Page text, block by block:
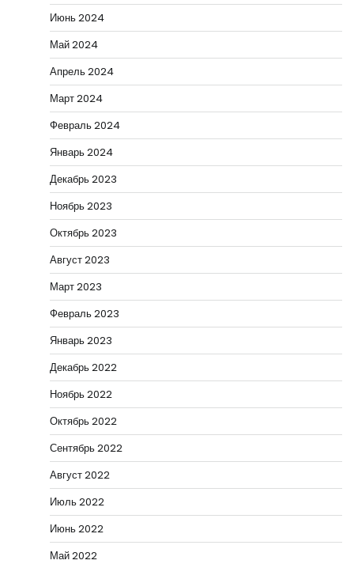
Июнь 2024
Май 2024
Апрель 2024
Март 2024
Февраль 2024
Январь 2024
Декабрь 2023
Ноябрь 2023
Октябрь 2023
Август 2023
Март 2023
Февраль 2023
Январь 2023
Декабрь 2022
Ноябрь 2022
Октябрь 2022
Сентябрь 2022
Август 2022
Июль 2022
Июнь 2022
Май 2022